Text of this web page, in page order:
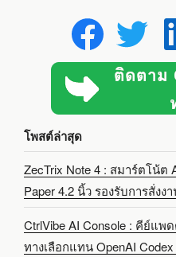
โพสต์ล่าสุด
ZecTrix Note 4 : สมาร์ตโน้ต
Paper 4.2 นิ้ว รองรับการสั่งง
CtrlVibe AI Console : คีย์แพ
ทางเลือกแทน OpenAI